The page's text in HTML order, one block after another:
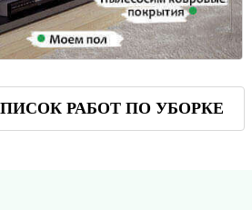
РАБОТ ПО УБОРКЕ